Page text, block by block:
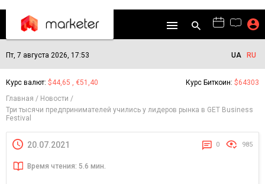
Пт, 7 августа 2026, 17:53 UA RU
Курс валют: $44,65 , €51,40 Курс Биткоин: $64303
Главная
Новости
Три тысячи предпринимателей учились у лидеров рынка в GET Business
Festival
20.07.2021 0 985
Время чтения: 5.6 мин.